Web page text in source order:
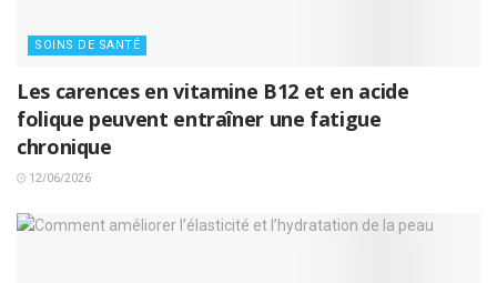
SOINS DE SANTÉ
Les carences en vitamine B12 et en acide
folique peuvent entraîner une fatigue
chronique
12/06/2026